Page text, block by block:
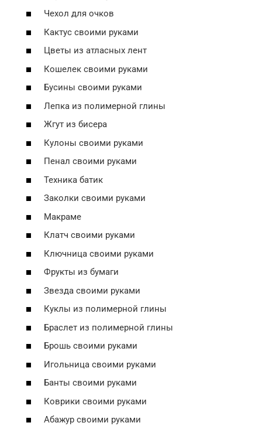
Чехол для очков
Кактус своими руками
Цветы из атласных лент
Кошелек своими руками
Бусины своими руками
Лепка из полимерной глины
Жгут из бисера
Кулоны своими руками
Пенал своими руками
Техника батик
Заколки своими руками
Макраме
Клатч своими руками
Ключница своими руками
Фрукты из бумаги
Звезда своими руками
Куклы из полимерной глины
Браслет из полимерной глины
Брошь своими руками
Игольница своими руками
Банты своими руками
Коврики своими руками
Абажур своими руками